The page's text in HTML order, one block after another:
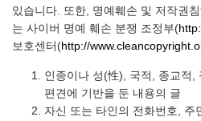
있습니다. 또한, 명예훼손 및 저작권
는 사이버 명예 훼손 분쟁 조정부(
보호센터(http://
인종이나 성(性), 국적, 종교적,
편견에 기반을 둔 내용의 글
자신 또는 타인의 전화번호, 주